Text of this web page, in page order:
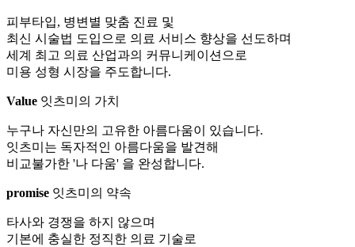
피부타입, 병변별 맞춤 진료 및
최신 시술법 도입으로 의료 서비스 향상을 선도하며
세계 최고 의료 산업과의 커뮤니케이션으로
미용 성형 시장을 주도합니다.
Value 잇츠미의 가치
누구나 자신만의 고유한 아름다움이 있습니다.
잇츠미는 독자적인 아름다움을 발견해
비교불가한 '나 다움' 을 완성합니다.
promise 잇츠미의 약속
타사와 경쟁을 하지 않으며
기본에 충실한 정직한 의료 기술로